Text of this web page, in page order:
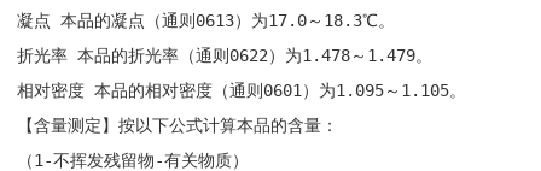
凝点 本品的凝点（通则0613）为17.0～18.3℃。
折光率 本品的折光率（通则0622）为1.478～1.479。
相对密度 本品的相对密度（通则0601）为1.095～1.105。
【含量测定】按以下公式计算本品的含量：
（1-不挥发残留物-有关物质）